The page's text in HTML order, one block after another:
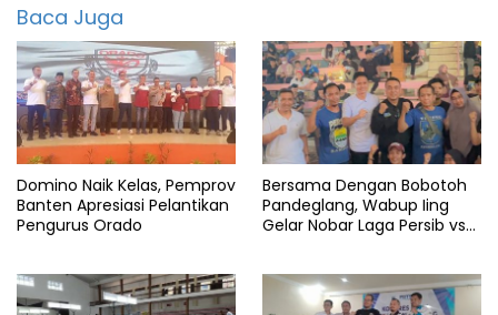
Bola
featured
Final
Indonesia
Info
Piala
Baca Juga
Domino Naik Kelas, Pemprov
Banten Apresiasi Pelantikan
Pengurus Orado
Bersama Dengan Bobotoh
Pandeglang, Wabup Iing
Gelar Nobar Laga Persib vs